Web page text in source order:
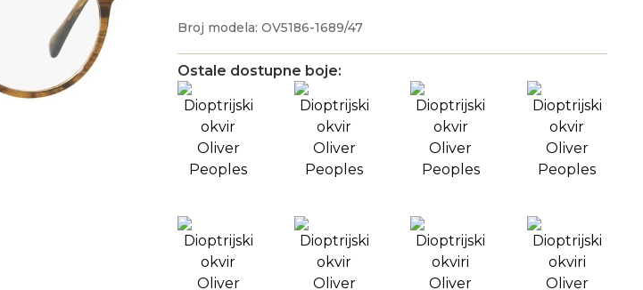
Broj modela: OV5186-1689/47
Ostale dostupne boje: